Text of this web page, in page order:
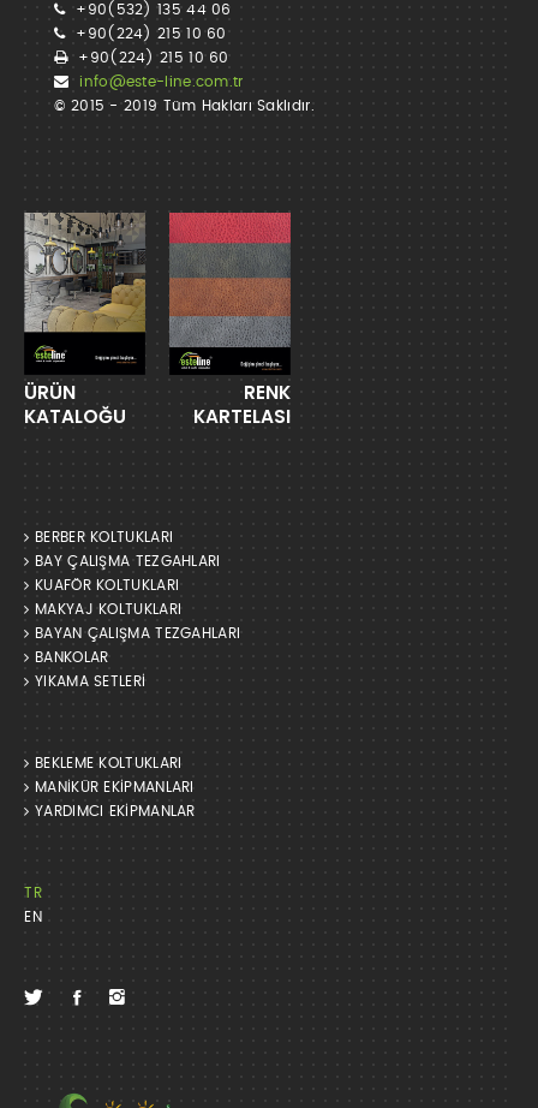
+90(532) 135 44 06
+90(224) 215 10 60
+90(224) 215 10 60
info@este-line.com.tr
© 2015 - 2019 Tüm Hakları Saklıdır.
ÜRÜN
KATALOĞU
RENK
KARTELASI
BERBER KOLTUKLARI
BAY ÇALIŞMA TEZGAHLARI
KUAFÖR KOLTUKLARI
MAKYAJ KOLTUKLARI
BAYAN ÇALIŞMA TEZGAHLARI
BANKOLAR
YIKAMA SETLERİ
BEKLEME KOLTUKLARI
MANİKÜR EKİPMANLARI
YARDIMCI EKİPMANLAR
TR
EN